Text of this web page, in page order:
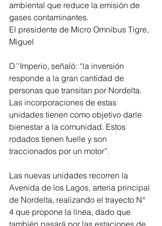
ambiental que reduce la emisión de
gases contaminantes.
El presidente de Micro Omnibus Tigre,
Miguel
D´'Imperio, señaló: “la inversión
responde a la gran cantidad de
personas que transitan por Nordelta.
Las incorporaciones de estas
unidades tienen como objetivo darle
bienestar a la comunidad. Estos
rodados tienen fuelle y son
traccionados por un motor”.
Las nuevas unidades recorren la
Avenida de los Lagos, arteria principal
de Nordelta, realizando el trayecto N°
4 que propone la línea, dado que